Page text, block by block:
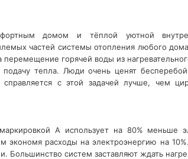
домом и тёплой уютной
частей системы отопления любого
горячей воды из
тепла. Люди очень ценят
с этой задачей лучше, чем
А использует на 80% меньше
экономя расходы на электроэнергию на
Большинство систем заставляют ждать